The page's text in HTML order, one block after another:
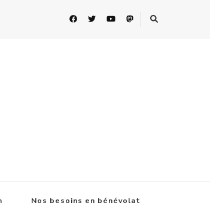
Nos besoins en bénévolat